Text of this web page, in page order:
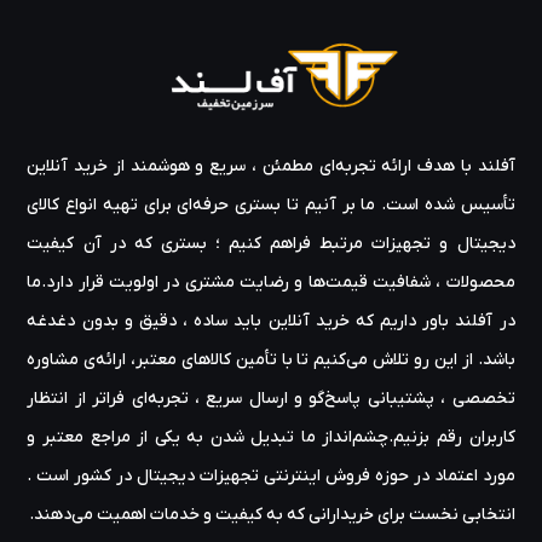
آفلند با هدف ارائه‌ تجربه‌ای مطمئن ، سریع و هوشمند از خرید آنلاین
تأسیس شده است. ما بر آنیم تا بستری حرفه‌ای برای تهیه‌ انواع کالای
دیجیتال و تجهیزات مرتبط فراهم کنیم ؛ بستری که در آن کیفیت
محصولات ، شفافیت قیمت‌ها و رضایت مشتری در اولویت قرار دارد.ما
در آفلند باور داریم که خرید آنلاین باید ساده ، دقیق و بدون دغدغه
باشد. از این رو تلاش می‌کنیم تا با تأمین کالاهای معتبر، ارائه‌ی مشاوره‌
تخصصی ، پشتیبانی پاسخ‌گو و ارسال سریع ، تجربه‌ای فراتر از انتظار
کاربران رقم بزنیم.چشم‌انداز ما تبدیل شدن به یکی از مراجع معتبر و
مورد اعتماد در حوزه‌ فروش اینترنتی تجهیزات دیجیتال در کشور است .
انتخابی نخست برای خریدارانی که به کیفیت و خدمات اهمیت می‌دهند.